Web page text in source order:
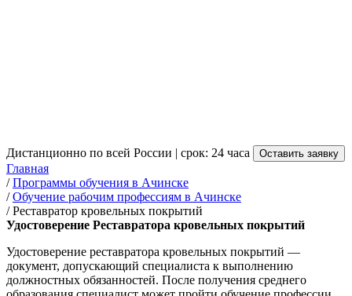
Дистанционно по всей России | срок: 24 часа Оставить заявку
Главная
/Программы обучения в Ачинске
/Обучение рабочим профессиям в Ачинске
/Реставратор кровельных покрытий
Удостоверение Реставратора кровельных покрытий
Удостоверение реставратора кровельных покрытий —
документ, допускающий специалиста к выполнению
должностных обязанностей. После получения среднего